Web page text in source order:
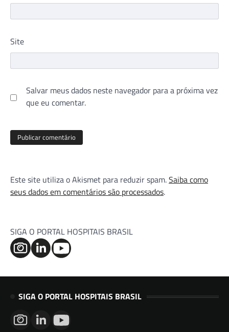
Site
Salvar meus dados neste navegador para a próxima vez
que eu comentar.
Este site utiliza o Akismet para reduzir spam.Saiba como
seus dados em comentários são processados.
SIGA O PORTAL HOSPITAIS BRASIL
SIGA O PORTAL HOSPITAIS BRASIL